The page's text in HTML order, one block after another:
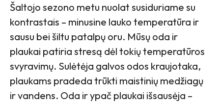
Šaltojo sezono metu nuolat susiduriame su
kontrastais – minusine lauko temperatūra ir
sausu bei šiltu patalpų oru. Mūsų oda ir
plaukai patiria stresą dėl tokių temperatūros
svyravimų. Sulėtėja galvos odos kraujotaka,
plaukams pradeda trūkti maistinių medžiagų
ir vandens. Oda ir ypač plaukai išsausėja –